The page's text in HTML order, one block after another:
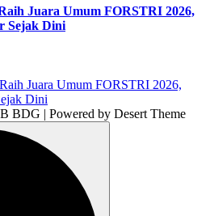
Juara Umum FORSTRI 2026,
Sejak Dini
| Powered by Desert Theme